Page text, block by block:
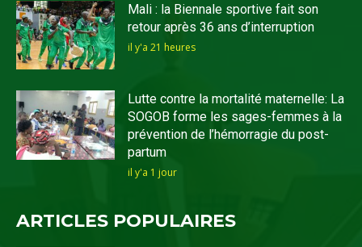
Mali : la Biennale sportive fait son
retour après 36 ans d’interruption
il y'a 21 heures
Lutte contre la mortalité maternelle: La
SOGOB forme les sages-femmes à la
prévention de l’hémorragie du post-
partum
il y'a 1 jour
ARTICLES POPULAIRES